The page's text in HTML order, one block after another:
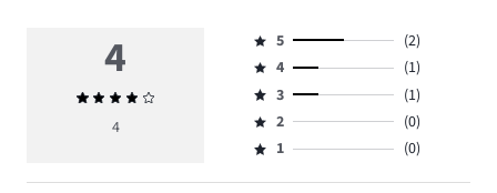
4
Priemerné
hodnotenie
4
Hodnotenie
5,
počet
hlasov
2.
5
(2)
Hodnotenie
4,
počet
hlasov
4
(1)
Hodnotenie
3,
počet
3
(1)
Hodnotenie
2,
2
(0)
Hodnotenie
1,
1 (0)